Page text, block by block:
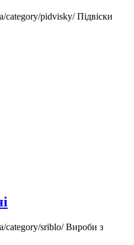
category/pidvisky/Підвіски
category/sriblo/Вироби з